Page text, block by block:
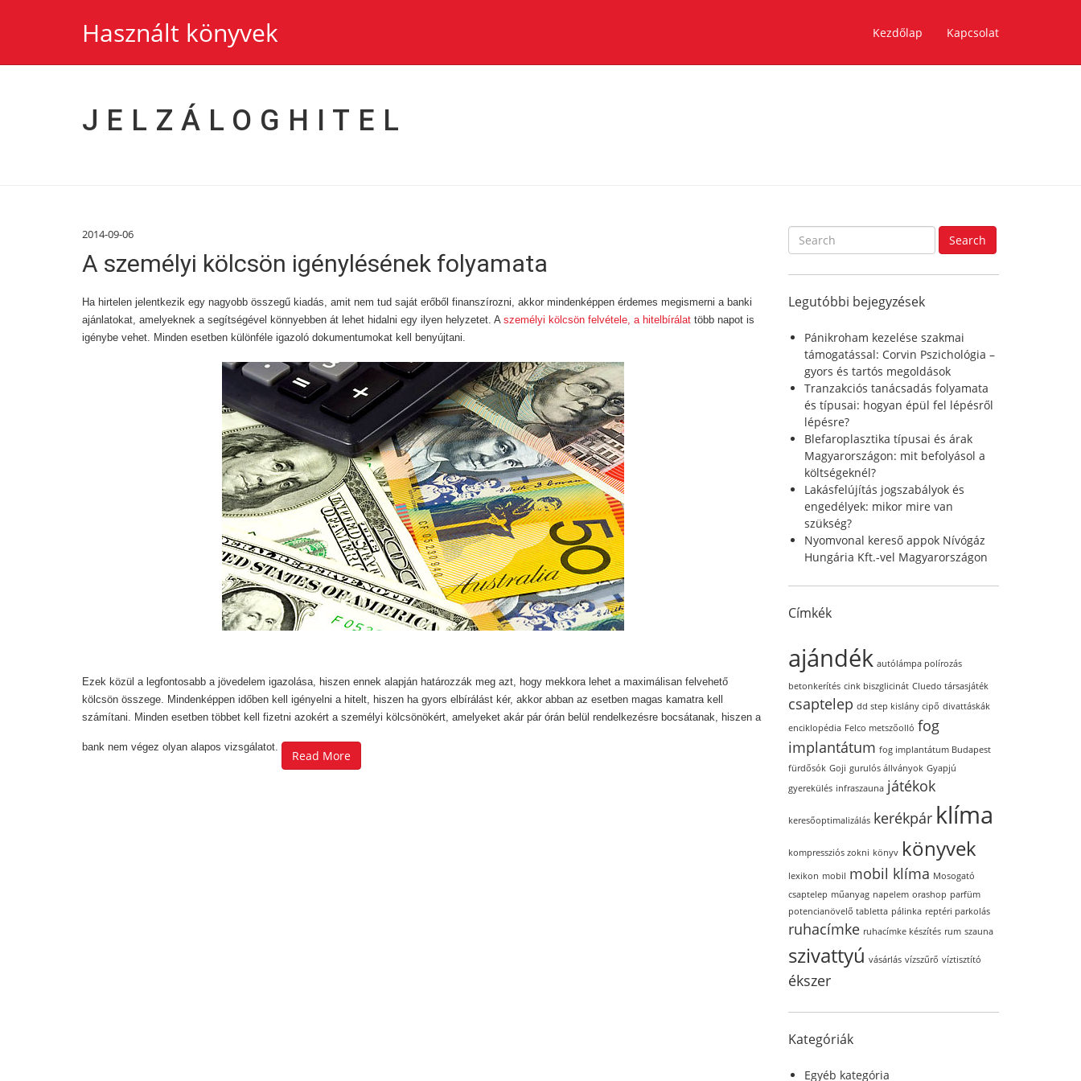
Használt könyvek Kezdőlap Kapcsolat
JELZÁLOGHITEL
2014-09-06
A személyi kölcsön igénylésének folyamata
Ha hirtelen jelentkezik egy nagyobb összegű kiadás, amit nem tud saját erőből finanszírozni, akkor mindenképpen érdemes megismerni a banki
ajánlatokat, amelyeknek a segítségével könnyebben át lehet hidalni egy ilyen helyzetet. A személyi kölcsön felvétele, a hitelbírálat több napot is
igénybe vehet. Minden esetben különféle igazoló dokumentumokat kell benyújtani.
Ezek közül a legfontosabb a jövedelem igazolása, hiszen ennek alapján határozzák meg azt, hogy mekkora lehet a maximálisan felvehető
kölcsön összege. Mindenképpen időben kell igényelni a hitelt, hiszen ha gyors elbírálást kér, akkor abban az esetben magas kamatra kell
számítani. Minden esetben többet kell fizetni azokért a személyi kölcsönökért, amelyeket akár pár órán belül rendelkezésre bocsátanak, hiszen a
bank nem végez olyan alapos vizsgálatot.
Read More
S
e
c
f
Search
Legutóbbi bejegyzések
Pánikroham kezelése szakmai
támogatással: Corvin Pszichológia –
gyors és tartós megoldások
Tranzakciós tanácsadás folyamata
és típusai: hogyan épül fel lépésről
lépésre?
Blefaroplasztika típusai és árak
Magyarországon: mit befolyásol a
költségeknél?
Lakásfelújítás jogszabályok és
engedélyek: mikor mire van
szükség?
Nyomvonal kereső appok Nívógáz
Hungária Kft.-vel Magyarországon
Címkék
ajándék autólámpa polírozás
betonkerítés cink biszglicinát Cluedo társasjáték
csaptelep dd step kislány cipő divattáskák
enciklopédia Felco metszőolló fog
implantátum fog implantátum Budapest
fürdősók Goji gurulós állványok Gyapjú
gyerekülés infraszauna játékok
keresőoptimalizálás kerékpár klíma
kompressziós zokni könyv könyvek
lexikon mobil mobil klíma Mosogató
csaptelep műanyag napelem orashop parfüm
potencianövelő tabletta pálinka reptéri parkolás
ruhacímke ruhacímke készítés rum szauna
szivattyú vásárlás vízszűrő víztisztító
ékszer
Kategóriák
Egyéb kategória